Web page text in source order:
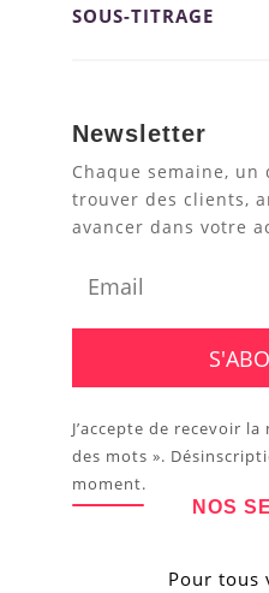
SOUS-TITRAGE
Newsletter
Chaque semaine,
trouver des clients,
avancer dans votre
J’accepte de recevoir
des mots ».
moment.
NOS
Pour tous